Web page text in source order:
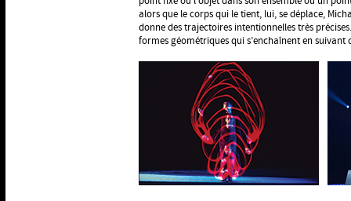
alors que le corps qui le tient, lui, se déplace,
donne des trajectoires intentionnelles très
formes géométriques qui s’enchaînent en